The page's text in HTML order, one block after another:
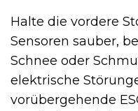
Halte die vordere
Sensoren sauber,
Schnee oder
elektrische
vorübergehende